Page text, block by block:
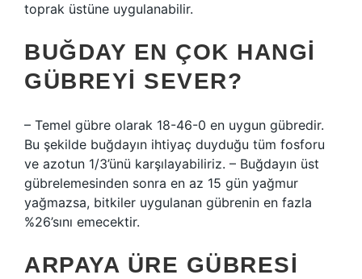
toprak üstüne uygulanabilir.
BUĞDAY EN ÇOK HANGI
GÜBREYI SEVER?
– Temel gübre olarak 18-46-0 en uygun gübredir.
Bu şekilde buğdayın ihtiyaç duyduğu tüm fosforu
ve azotun 1/3’ünü karşılayabiliriz. – Buğdayın üst
gübrelemesinden sonra en az 15 gün yağmur
yağmazsa, bitkiler uygulanan gübrenin en fazla
%26’sını emecektir.
ARPAYA ÜRE GÜBRESI